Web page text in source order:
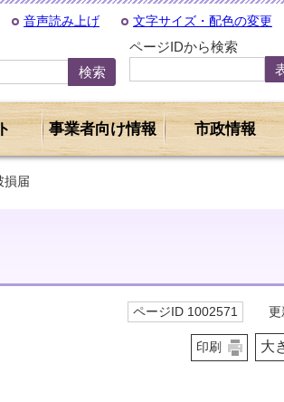
音声読み上げ 文字サイズ・配色の変更
ページIDから検索
事業者向け情報 市政情報
損届
ページID 1002571 更
印刷 大